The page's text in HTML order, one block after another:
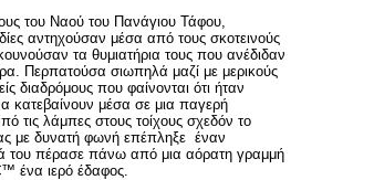
του Ναού του Πανάγιου Τάφου,
αντηχούσαν μέσα από τους σκοτεινούς
τα θυμιατήρια τους που ανέδιδαν
Περπατούσα σιωπηλά μαζί με μερικούς
διαδρόμους που φαίνονται ότι ήταν
κατεβαίνουν μέσα σε μια παγερή
τις λάμπες στους τοίχους σχεδόν το
με δυνατή φωνή επέπληξε έναν
του πέρασε πάνω από μια αόρατη γραμμή
ένα ιερό έδαφος.